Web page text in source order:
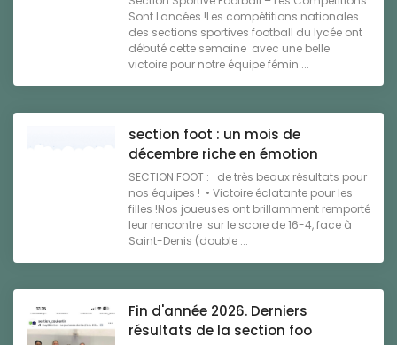
Sont Lancées !Les compétitions nationales
des sections sportives football du lycée ont
débuté cette semaine avec une belle
victoire pour notre équipe fémin ...
section foot : un mois de
décembre riche en émotion
SECTION FOOT : de très beaux résultats pour
nos équipes ! • Victoire éclatante pour les
filles !Nos joueuses ont brillamment remporté
leur rencontre sur le score de 16-4, face à
Saint-Denis (double ...
Fin d'année 2026. Derniers
résultats de la section foo